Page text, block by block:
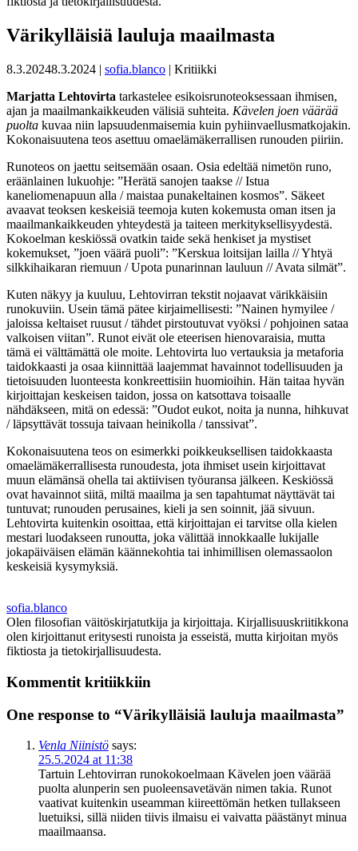
Värikylläisiä lauluja maailmasta
8.3.20248.3.2024 | sofia.blanco | Kritiikki
Marjatta Lehtovirta tarkastelee esikoisrunoteoksessaan ihmisen,
ajan ja maailmankaikkeuden välisiä suhteita. Kävelen joen väärää
puolta kuvaa niin lapsuudenmaisemia kuin pyhiinvaellusmatkojakin.
Kokonaisuutena teos asettuu omaelämäkerrallisen runouden piiriin.
Runoteos on jaettu seitsemään osaan. Osia edeltää nimetön runo,
eräänlainen lukuohje: ”Herätä sanojen taakse // Istua
kaneliomenapuun alla / maistaa punakeltainen kosmos”. Säkeet
avaavat teoksen keskeisiä teemoja kuten kokemusta oman itsen ja
maailmankaikkeuden yhteydestä ja taiteen merkityksellisyydestä.
Kokoelman keskiössä ovatkin taide sekä henkiset ja mystiset
kokemukset, ”joen väärä puoli”: ”Kerskua loitsijan lailla // Yhtyä
silkkihaikaran riemuun / Upota punarinnan lauluun // Avata silmät”.
Kuten näkyy ja kuuluu, Lehtovirran tekstit nojaavat värikkäisiin
runokuviin. Usein tämä pätee kirjaimellisesti: ”Nainen hymyilee /
jaloissa keltaiset ruusut / tähdet pirstoutuvat vyöksi / pohjoinen sataa
valkoisen viitan”. Runot eivät ole eteerisen hienovaraisia, mutta
tämä ei välttämättä ole moite. Lehtovirta luo vertauksia ja metaforia
taidokkaasti ja osaa kiinnittää laajemmat havainnot todellisuuden ja
tietoisuuden luonteesta konkreettisiin huomioihin. Hän taitaa hyvän
kirjoittajan keskeisen taidon, jossa on katsottava toisaalle
nähdäkseen, mitä on edessä: ”Oudot eukot, noita ja nunna, hihkuvat
/ läpsyttävät tossuja taivaan heinikolla / tanssivat”.
Kokonaisuutena teos on esimerkki poikkeuksellisen taidokkaasta
omaelämäkerrallisesta runoudesta, jota ihmiset usein kirjoittavat
muun elämänsä ohella tai aktiivisen työuransa jälkeen. Keskiössä
ovat havainnot siitä, miltä maailma ja sen tapahtumat näyttävät tai
tuntuvat; runouden perusaines, kieli ja sen soinnit, jää sivuun.
Lehtovirta kuitenkin osoittaa, että kirjoittajan ei tarvitse olla kielen
mestari luodakseen runoutta, joka välittää innokkaalle lukijalle
jokapäiväisen elämän käännekohtia tai inhimillisen olemassaolon
keskeisiä kysymyksiä.
sofia.blanco
Olen filosofian väitöskirjatutkija ja kirjoittaja. Kirjallisuuskriitikkona
olen kirjoittanut eritysesti runoista ja esseistä, mutta kirjoitan myös
fiktiosta ja tietokirjallisuudesta.
Kommentit kritiikkiin
One response to “Värikylläisiä lauluja maailmasta”
Venla Niinistö says:
25.5.2024 at 11:38
Tartuin Lehtovirran runokokoelmaan Kävelen joen väärää
puolta alunperin sen puoleensavetävän nimen takia. Runot
vaativat kuitenkin useamman kiireettömän hetken tullakseen
luetuiksi, sillä niiden tiivis ilmaisu ei vaivatta päästänyt minua
maailmaansa.